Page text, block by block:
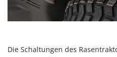
Die Schaltungen des